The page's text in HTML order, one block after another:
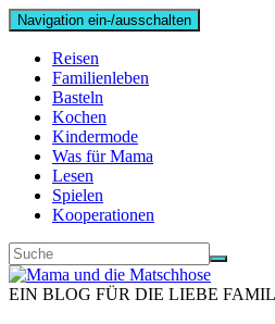
Navigation ein-/ausschalten
Reisen
Familienleben
Basteln
Kochen
Kindermode
Was für Mama
Lesen
Spielen
Kooperationen
EIN BLOG FÜR DIE LIEBE